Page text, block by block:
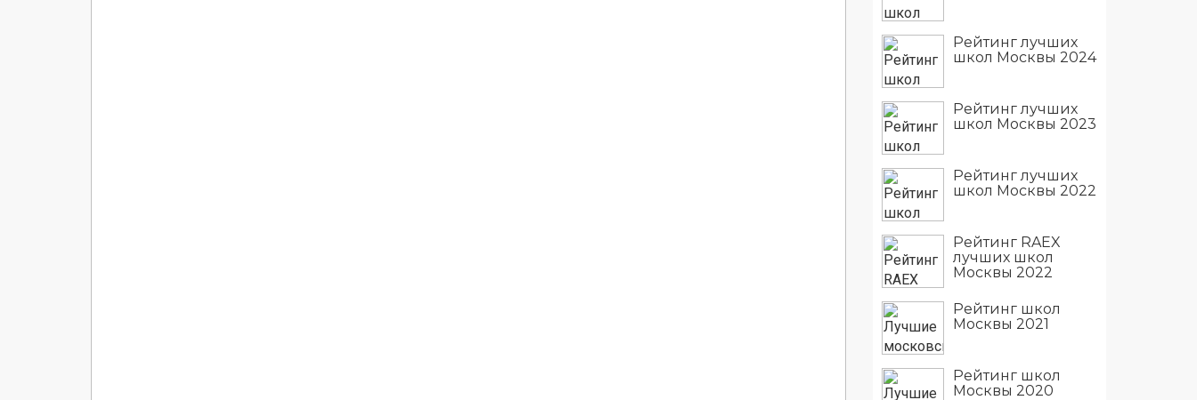
Рейтинг лучших
школ Москвы 2024
Рейтинг лучших
школ Москвы 2023
Рейтинг лучших
школ Москвы 2022
Рейтинг RAEX
лучших школ
Москвы 2022
Рейтинг школ
Москвы 2021
Рейтинг школ
Москвы 2020